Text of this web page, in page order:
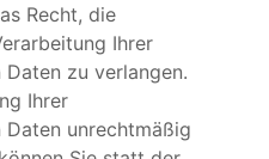
Recht, die
Ihrer
zu verlangen.
Ihrer
unrechtmäßig